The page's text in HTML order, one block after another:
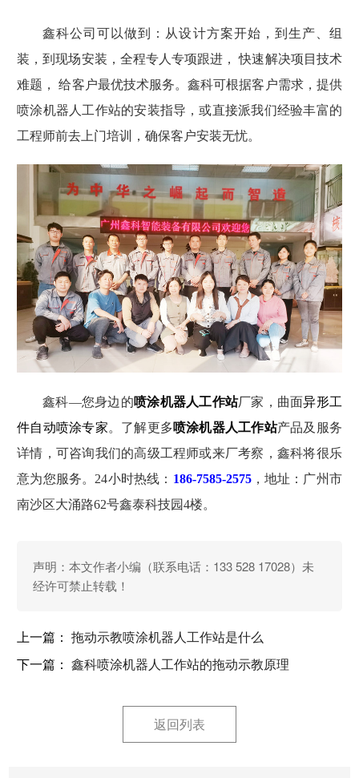
鑫科公司可以做到： 从设计方案开始，到生产、组
装，到现场安装，全程专人专项跟进，
快速解决项目技术
难题，
给客户最优技术服务。鑫科可根据客户需求，提供
喷涂机器人 工作站的安装指导，或直接派我们经验丰富的
工程师前去 上门培训 ，确保客户安装无忧。
鑫科—您身边的喷涂机器人工作站厂家，曲面异形工
件自动喷涂专家。了解更多喷涂机器人工作站产品及服务
详情 ， 可咨询我们的高级工程师或来厂考察 ， 鑫科将很乐
意为您服务。 24小时热线： 186-7585-2575， 地址：广州市
南沙区大涌路62号鑫泰科技园4楼。
声明：本文作者小编 （联系电话：133 528 17028）未
经许可禁止转载！
上一篇：拖动示教喷涂机器人工作站是什么
下一篇：鑫科喷涂机器人工作站的拖动示教原理
返回列表